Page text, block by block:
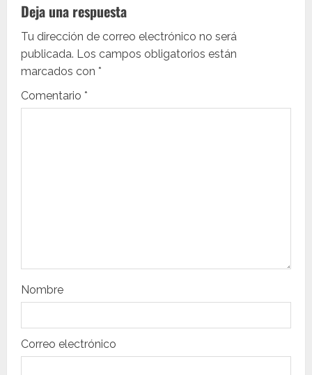
c
i
ó
n
r
a
d
a
Deja una respuesta
Tu dirección de correo electrónico no será
publicada. Los campos obligatorios están
marcados con *
Comentario *
Nombre
Correo electrónico